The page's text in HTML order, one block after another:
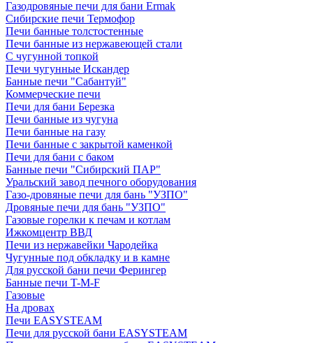
Газодровяные печи для бани Ermak
Сибирские печи Термофор
Печи банные толстостенные
Печи банные из нержавеющей стали
С чугунной топкой
Печи чугунные Искандер
Банные печи "Сабантуй"
Коммерческие печи
Печи для бани Березка
Печи банные из чугуна
Печи банные на газу
Печи банные с закрытой каменкой
Печи для бани с баком
Банные печи "Сибирский ПАР"
Уральский завод печного оборудования
Газо-дровяные печи для бань "УЗПО"
Дровяные печи для бань "УЗПО"
Газовые горелки к печам и котлам
Ижкомцентр ВВД
Печи из нержавейки Чародейка
Чугунные под обкладку и в камне
Для русской бани печи Ферингер
Банные печи T-M-F
Газовые
На дровах
Печи EASYSTEAM
Печи для русской бани EASYSTEAM